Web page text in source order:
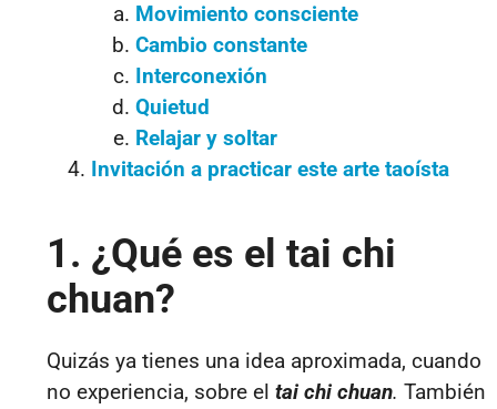
Movimiento consciente
Cambio constante
Interconexión
Quietud
Relajar y soltar
Invitación a practicar este arte taoísta
1. ¿Qué es el tai chi
chuan?
Quizás ya tienes una idea aproximada, cuando
no experiencia, sobre el tai chi chuan. También